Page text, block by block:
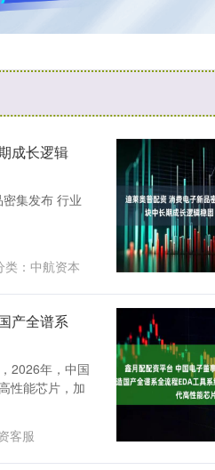
成长逻辑
集发布 行业
类： 中航资本
产全谱系
2026年，中国
性能芯片，加
客服